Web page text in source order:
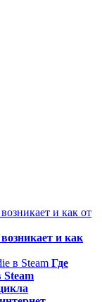
и как
Где
Steam